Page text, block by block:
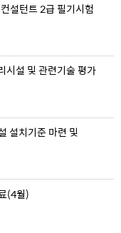
설턴트 2급 필기시험
설 및 관련기술 평가
설치기준 마련 및
(4월)